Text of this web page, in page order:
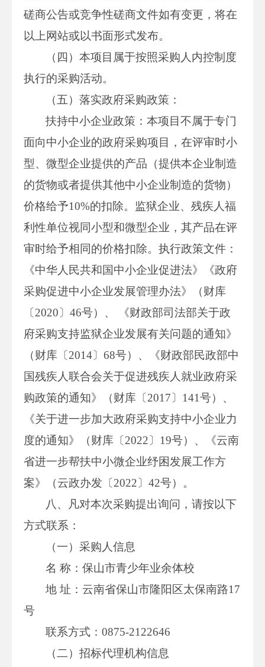
磋商公告或竞争性磋商文件如有变更，将在
以上网站或以书面形式发布。
（四）本项目属于按照采购人内控制度
执行的采购活动。
（五）落实政府采购政策：
扶持中小企业政策：本项目不属于专门
面向中小企业的政府采购项目，在评审时小
型、微型企业提供的产品（提供本企业制造
的货物或者提供其他中小企业制造的货物）
价格给予10%的扣除。监狱企业、残疾人福
利性单位视同小型和微型企业，其产品在评
审时给予相同的价格扣除。执行政策文件：
《中华人民共和国中小企业促进法》《政府
采购促进中小企业发展管理办法》（财库
〔2020〕46号）、 《财政部司法部关于政
府采购支持监狱企业发展有关问题的通知》
（财库〔2014〕68号）、《财政部民政部中
国残疾人联合会关于促进残疾人就业政府采
购政策的通知》（财库〔2017〕141号）、
《关于进一步加大政府采购支持中小企业力
度的通知》（财库〔2022〕19号）、《云南
省进一步帮扶中小微企业纾困发展工作方
案》（云政办发〔2022〕42号）。
八、凡对本次采购提出询问，请按以下
方式联系：
（一）采购人信息
名 称：保山市青少年业余体校
地 址：云南省保山市隆阳区太保南路17
号
联系方式：0875-2122646
（二）招标代理机构信息